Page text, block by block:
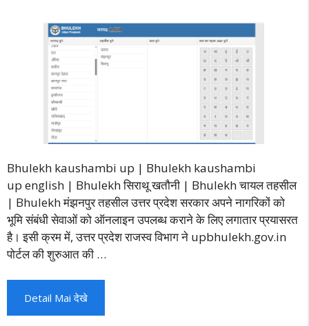
Bhulekh kaushambi up | Bhulekh kaushambi
up english | Bhulekh सिराथू खतौनी | Bhulekh चायल तहसील
| Bhulekh मंझनपुर तहसील उत्तर प्रदेश सरकार अपने नागरिकों को
भूमि संबंधी सेवाओं को ऑनलाइन उपलब्ध कराने के लिए लगातार प्रयासरत
है। इसी क्रम में, उत्तर प्रदेश राजस्व विभाग ने upbhulekh.gov.in
पोर्टल की शुरुआत की …
Detail Mai देखे